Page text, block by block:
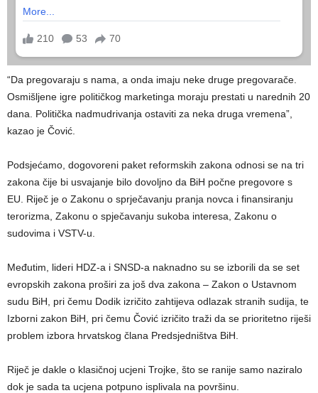
“Da pregovaraju s nama, a onda imaju neke druge pregovarače.
Osmišljene igre političkog marketinga moraju prestati u narednih 20
dana. Politička nadmudrivanja ostaviti za neka druga vremena”,
kazao je Čović.
Podsjećamo, dogovoreni paket reformskih zakona odnosi se na tri
zakona čije bi usvajanje bilo dovoljno da BiH počne pregovore s
EU. Riječ je o Zakonu o sprječavanju pranja novca i finansiranju
terorizma, Zakonu o spječavanju sukoba interesa, Zakonu o
sudovima i VSTV-u.
Međutim, lideri HDZ-a i SNSD-a naknadno su se izborili da se set
evropskih zakona proširi za još dva zakona – Zakon o Ustavnom
sudu BiH, pri čemu Dodik izričito zahtijeva odlazak stranih sudija, te
Izborni zakon BiH, pri čemu Čović izričito traži da se prioritetno riješi
problem izbora hrvatskog člana Predsjedništva BiH.
Riječ je dakle o klasičnoj ucjeni Trojke, što se ranije samo naziralo
dok je sada ta ucjena potpuno isplivala na površinu.